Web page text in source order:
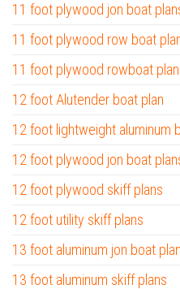
11 foot plywood jon boat
11 foot plywood row boat
11 foot plywood rowboat
12 foot Alutender boat plan
12 foot lightweight aluminum
12 foot plywood jon boat
12 foot plywood skiff plans
12 foot utility skiff plans
13 foot aluminum jon boat
13 foot aluminum skiff plans